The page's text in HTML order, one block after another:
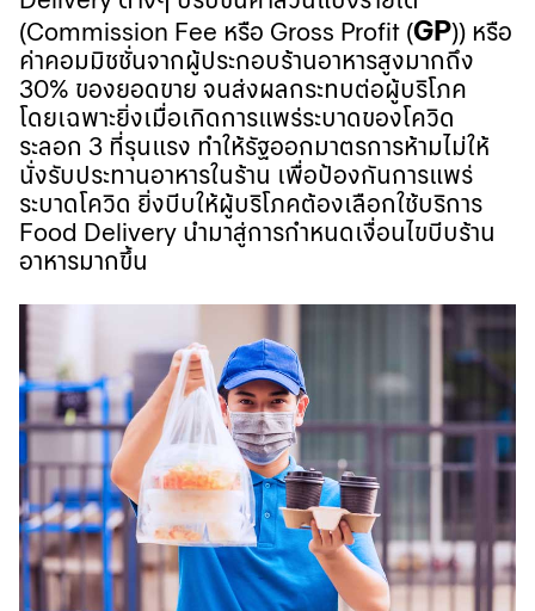
(Commission Fee หรือ Gross Profit (GP)) หรือ
ค่าคอมมิชชั่นจากผู้ประกอบร้านอาหารสูงมากถึง
30% ของยอดขาย จนส่งผลกระทบต่อผู้บริโภค
โดยเฉพาะยิ่งเมื่อเกิดการแพร่ระบาดของโควิด
ระลอก 3 ที่รุนแรง ทำให้รัฐออกมาตรการห้ามไม่ให้
นั่งรับประทานอาหารในร้าน เพื่อป้องกันการแพร่
ระบาดโควิด ยิ่งบีบให้ผู้บริโภคต้องเลือกใช้บริการ
Food Delivery นำมาสู่การกำหนดเงื่อนไขบีบร้าน
อาหารมากขึ้น